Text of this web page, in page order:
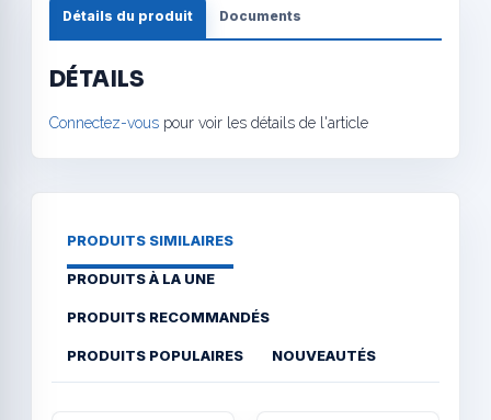
Détails du produit Documents
DÉTAILS
Connectez-vous pour voir les détails de l'article
PRODUITS SIMILAIRES
PRODUITS À LA UNE
PRODUITS RECOMMANDÉS
PRODUITS POPULAIRES NOUVEAUTÉS